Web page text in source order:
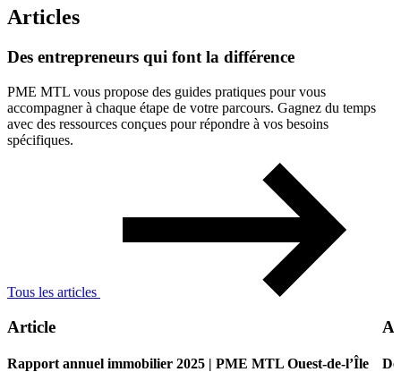
Articles
Des entrepreneurs qui font la différence
PME MTL vous propose des guides pratiques pour vous
accompagner à chaque étape de votre parcours. Gagnez du temps
avec des ressources conçues pour répondre à vos besoins
spécifiques.
Tous les articles
Article
Rapport annuel immobilier 2025 | PME MTL Ouest-de-l’Île